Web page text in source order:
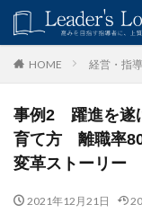
HOME 経営・指
事例2 躍進を遂
育て方 離職率
変革ストーリー
2021年12月21日
キーワード
青木仁志 モチベー
カテゴリー